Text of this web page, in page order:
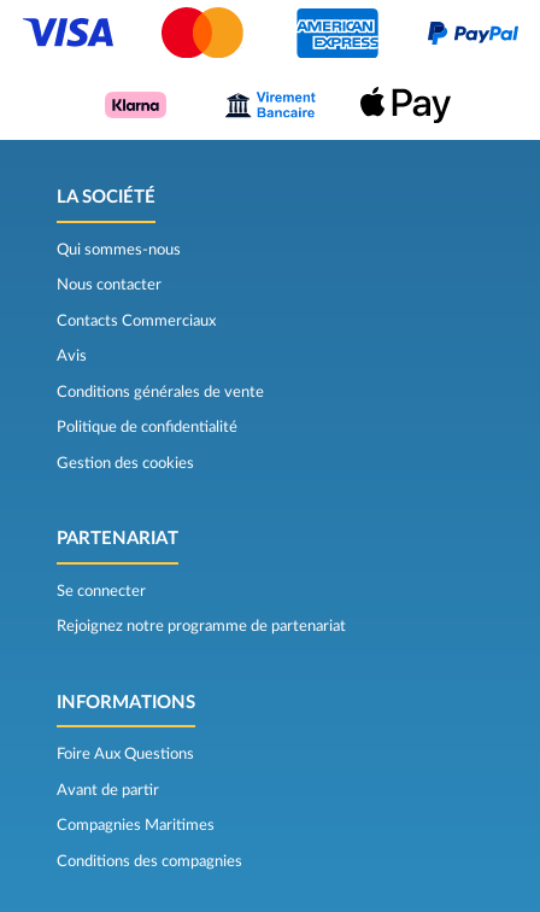
LA SOCIÉTÉ
Qui sommes-nous
Nous contacter
Contacts Commerciaux
Avis
Conditions générales de vente
Politique de confidentialité
Gestion des cookies
PARTENARIAT
Se connecter
Rejoignez notre programme de partenariat
INFORMATIONS
Foire Aux Questions
Avant de partir
Compagnies Maritimes
Conditions des compagnies